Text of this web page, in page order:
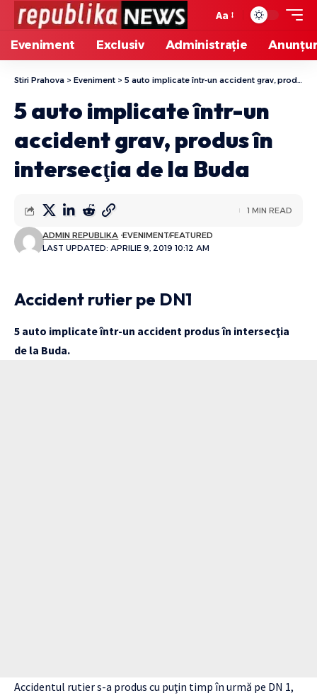
Aa
Eveniment Exclusiv Administrație
Stiri Prahova > Eveniment > 5 auto implicate într-un accident grav, produs în intersecţia de la Buda
5 auto implicate într-un
accident grav, produs în
intersecţia de la Buda
LAST UPDATED: APRILIE 9, 2019 10:12 AM
ADMIN REPUBLIKA EVENIMENTFEATURED
1 MIN READ
Accident rutier pe DN1
5 auto implicate într-un accident produs în intersecţia
de la Buda.
Accidentul rutier s-a produs cu puţin timp în urmă pe DN 1,